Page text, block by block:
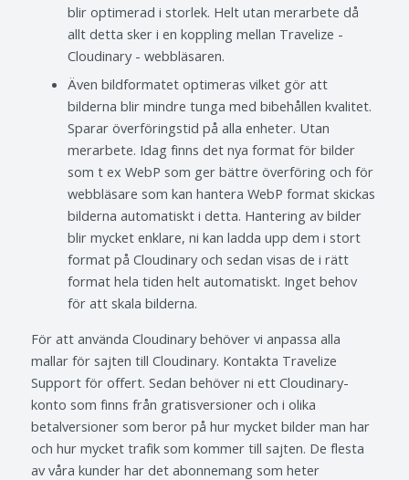
blir optimerad i storlek. Helt utan merarbete då
allt detta sker i en koppling mellan Travelize -
Cloudinary - webbläsaren.
Även bildformatet optimeras vilket gör att
bilderna blir mindre tunga med bibehållen kvalitet.
Sparar överföringstid på alla enheter. Utan
merarbete. Idag finns det nya format för bilder
som t ex WebP som ger bättre överföring och för
webbläsare som kan hantera WebP format skickas
bilderna automatiskt i detta. Hantering av bilder
blir mycket enklare, ni kan ladda upp dem i stort
format på Cloudinary och sedan visas de i rätt
format hela tiden helt automatiskt. Inget behov
för att skala bilderna.
För att använda Cloudinary behöver vi anpassa alla
mallar för sajten till Cloudinary. Kontakta Travelize
Support för offert. Sedan behöver ni ett Cloudinary-
konto som finns från gratisversioner och i olika
betalversioner som beror på hur mycket bilder man har
och hur mycket trafik som kommer till sajten. De flesta
av våra kunder har det abonnemang som heter